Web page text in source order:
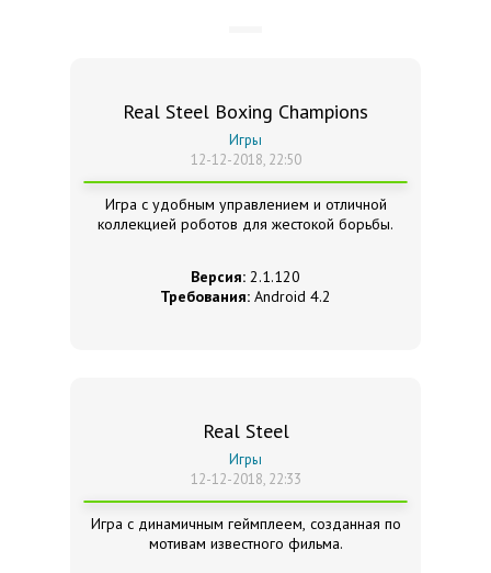
Real Steel Boxing Champions
Игры
12-12-2018, 22:50
Игра с удобным управлением и отличной
коллекцией роботов для жестокой борьбы.
Версия: 2.1.120
Требования: Android 4.2
Real Steel
Игры
12-12-2018, 22:33
Игра с динамичным геймплеем, созданная по
мотивам известного фильма.